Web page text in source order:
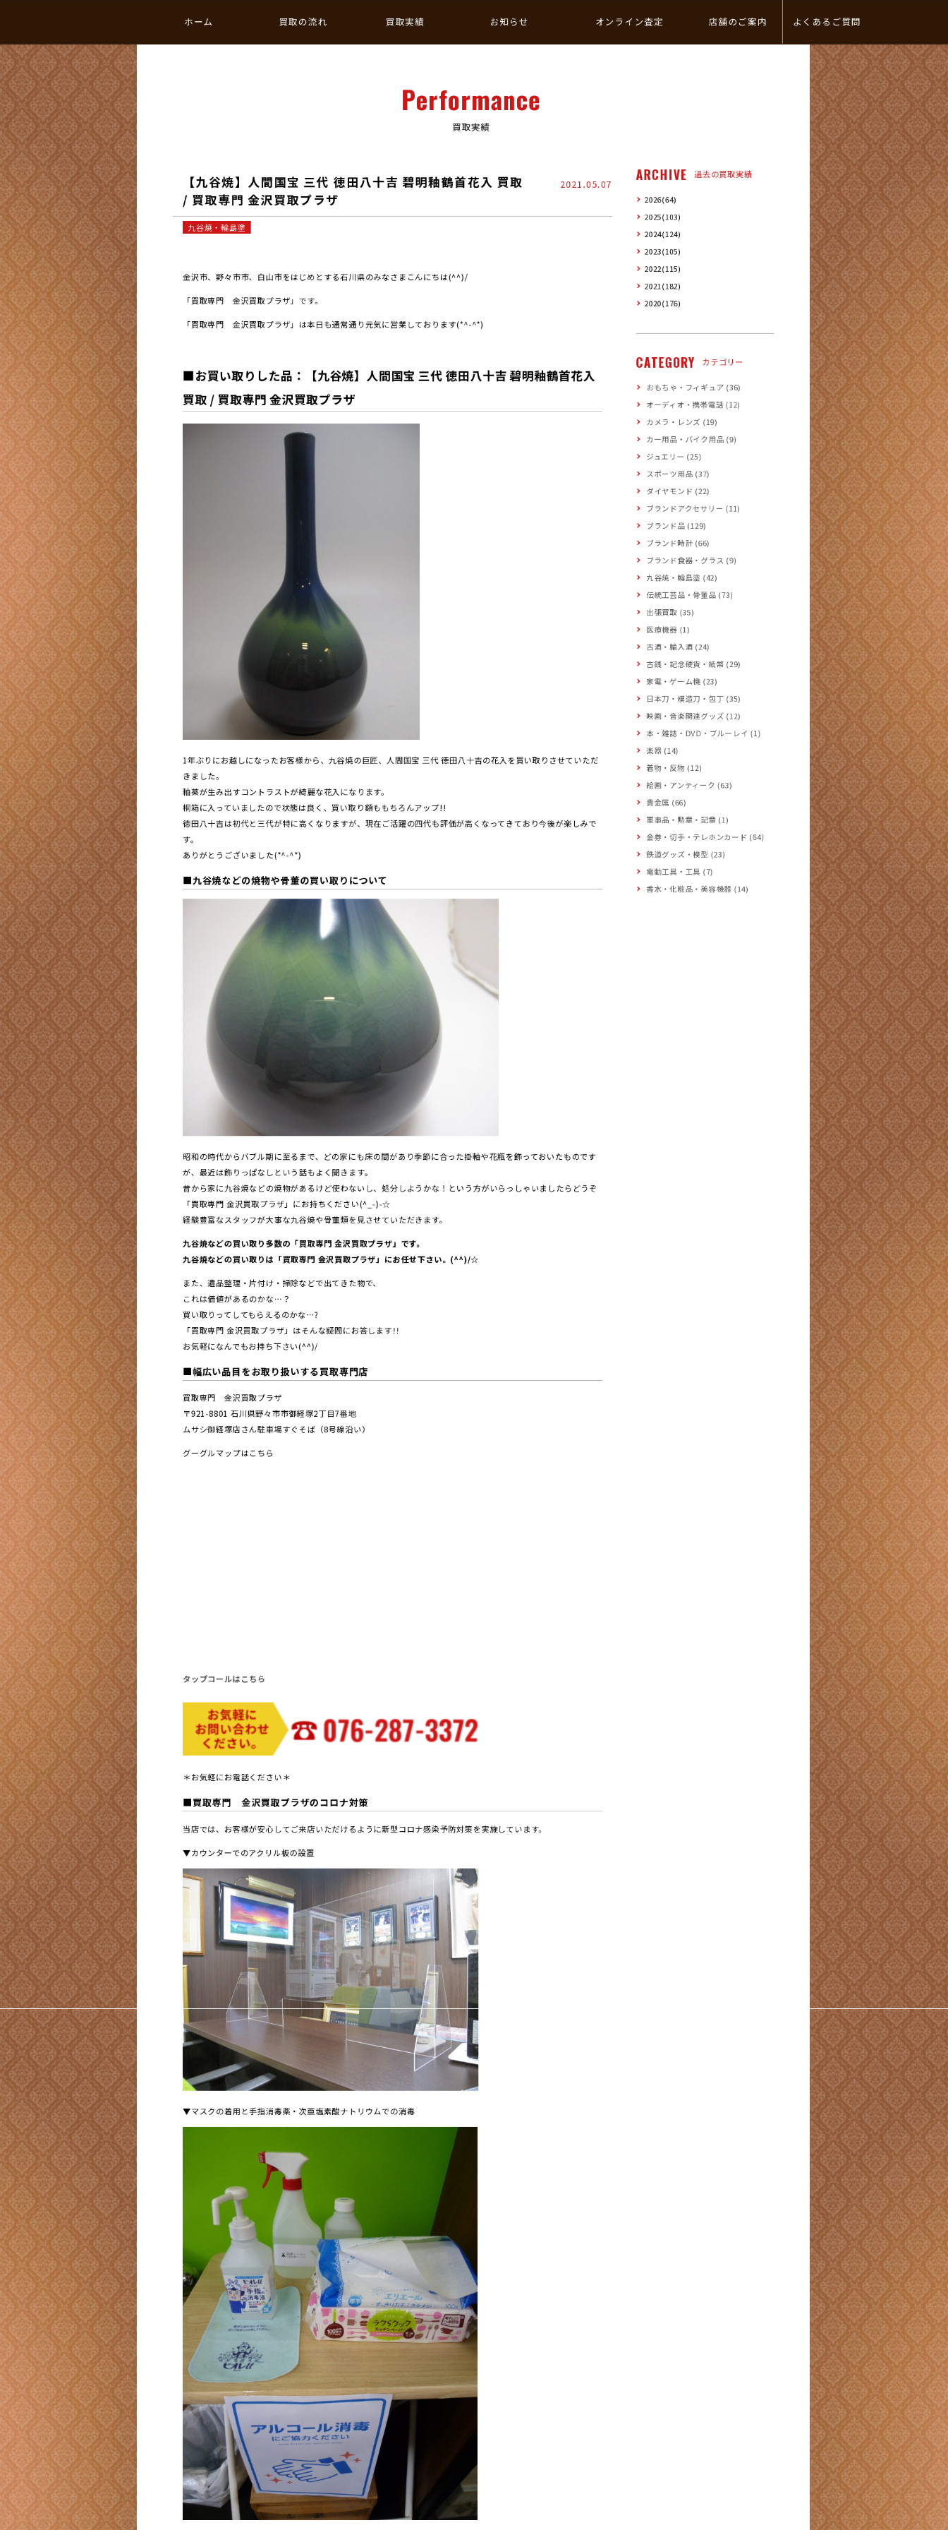
ホーム 買取の流れ 買取実績 お知らせ オンライン査定 店舗のご案内 よくあるご質問
Performance
買取実績
【九谷焼】人間国宝 三代 徳田八十吉 碧明釉鶴首花入 買取
/ 買取専門 金沢買取プラザ
2021.05.07
九谷焼・輪島塗
金沢市、野々市市、白山市をはじめとする石川県のみなさまこんにちは(^^)/
「買取専門 金沢買取プラザ」です。
「買取専門 金沢買取プラザ」は本日も通常通り元気に営業しております(*^-^*)
■お買い取りした品：【九谷焼】人間国宝 三代 徳田八十吉 碧明釉鶴首花入
買取 / 買取専門 金沢買取プラザ
1年ぶりにお越しになったお客様から、九谷焼の巨匠、人間国宝 三代 徳田八十吉の花入を買い取りさせていただ
きました。
釉薬が生み出すコントラストが綺麗な花入になります。
桐箱に入っていましたので状態は良く、買い取り額ももちろんアップ!!
徳田八十吉は初代と三代が特に高くなりますが、現在ご活躍の四代も評価が高くなってきており今後が楽しみで
す。
ありがとうございました(*^-^*)
■九谷焼などの焼物や骨董の買い取りについて
昭和の時代からバブル期に至るまで、どの家にも床の間があり季節に合った掛軸や花瓶を飾っておいたものです
が、最近は飾りっぱなしという話もよく聞きます。
昔から家に九谷焼などの焼物があるけど使わないし、処分しようかな！という方がいらっしゃいましたらどうぞ
「買取専門 金沢買取プラザ」にお持ちください(^_-)-☆
経験豊富なスタッフが大事な九谷焼や骨董類を見させていただきます。
九谷焼などの買い取り多数の「買取専門 金沢買取プラザ」です。
九谷焼などの買い取りは「買取専門 金沢買取プラザ」にお任せ下さい。(^^)/☆
また、遺品整理・片付け・掃除などで出てきた物で、
これは価値があるのかな…？
買い取りってしてもらえるのかな…?
「買取専門 金沢買取プラザ」はそんな疑問にお答します!!
お気軽になんでもお持ち下さい(^^)/
■幅広い品目をお取り扱いする買取専門店
買取専門 金沢買取プラザ
〒921-8801 ⽯川県野々市市御経塚2丁⽬7番地
ムサシ御経塚店さん駐車場すぐそば（8号線沿い）
グーグルマップはこちら
タップコールはこちら
＊お気軽にお電話ください＊
■買取専門 金沢買取プラザのコロナ対策
当店では、お客様が安心してご来店いただけるように新型コロナ感染予防対策を実施しています。
▼カウンターでのアクリル板の設置
▼マスクの着用と手指消毒薬・次亜塩素酸ナトリウムでの消毒
ARCHIVE 過去の買取実績
2026(64)
2025(103)
2024(124)
2023(105)
2022(115)
2021(182)
2020(176)
CATEGORY カテゴリー
おもちゃ・フィギュア (36)
オーディオ・携帯電話 (12)
カメラ・レンズ (19)
カー用品・バイク用品 (9)
ジュエリー (25)
スポーツ用品 (37)
ダイヤモンド (22)
ブランドアクセサリー (11)
ブランド品 (129)
ブランド時計 (66)
ブランド食器・グラス (9)
九谷焼・輪島塗 (42)
伝統工芸品・骨董品 (73)
出張買取 (35)
医療機器 (1)
古酒・輸入酒 (24)
古銭・記念硬貨・紙幣 (29)
家電・ゲーム機 (23)
日本刀・模造刀・包丁 (35)
映画・音楽関連グッズ (12)
本・雑誌・DVD・ブルーレイ (1)
楽器 (14)
着物・反物 (12)
絵画・アンティーク (63)
貴金属 (66)
軍事品・勲章・記章 (1)
金券・切手・テレホンカード (64)
鉄道グッズ・模型 (23)
電動工具・工具 (7)
香水・化粧品・美容機器 (14)